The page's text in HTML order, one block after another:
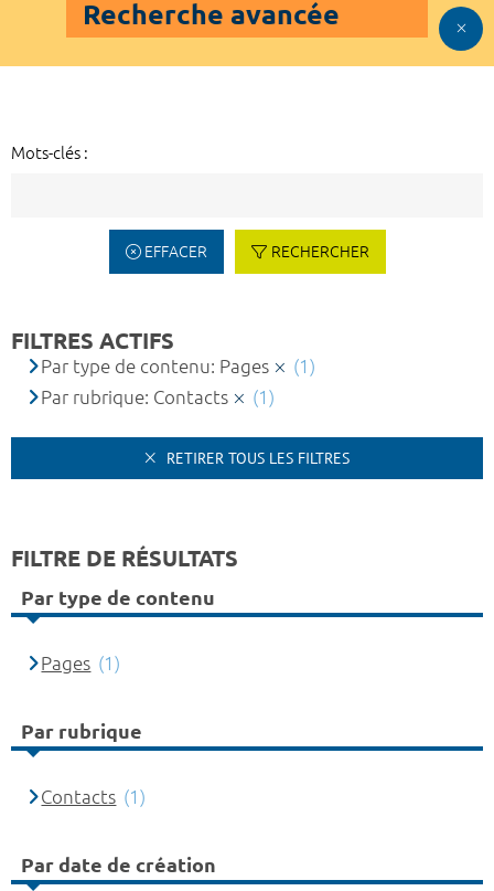
Recherche avancée
Mots-clés :
EFFACER RECHERCHER
FILTRES ACTIFS
Par type de contenu: Pages
(1)
Par rubrique: Contacts
(1)
RETIRER TOUS LES FILTRES
FILTRE DE RÉSULTATS
Par type de contenu
Pages (1)
Par rubrique
Contacts (1)
Par date de création